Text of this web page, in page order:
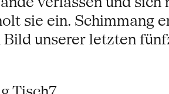
sie ein. Schimmang
unserer letzten